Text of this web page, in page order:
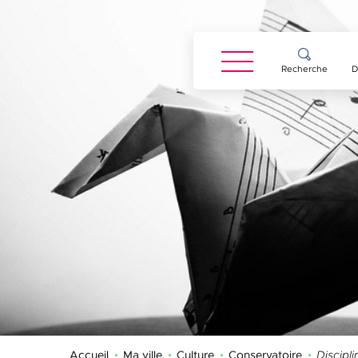
Recherche
Accueil Ma ville Culture Conservatoire Page